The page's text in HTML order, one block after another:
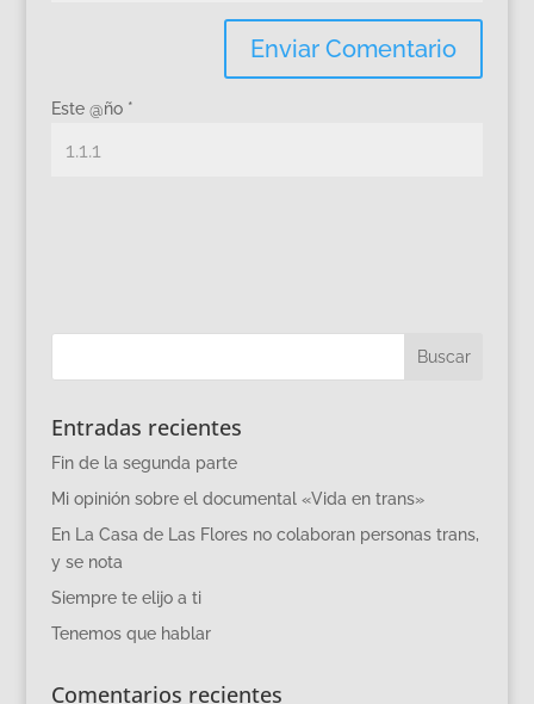
Este @ño *
Entradas recientes
Fin de la segunda parte
Mi opinión sobre el documental «Vida en trans»
En La Casa de Las Flores no colaboran personas trans,
y se nota
Siempre te elijo a ti
Tenemos que hablar
Comentarios recientes